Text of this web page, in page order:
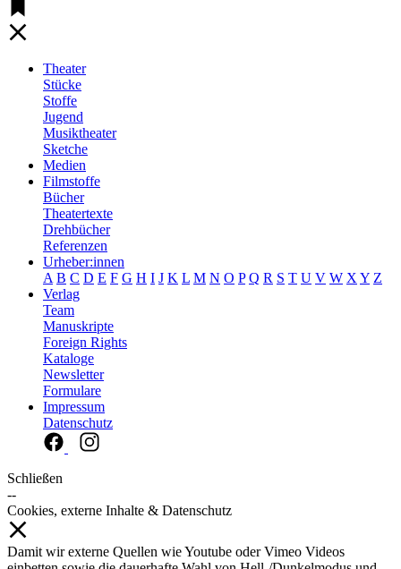
Theater
Stücke
Stoffe
Jugend
Musiktheater
Sketche
Medien
Filmstoffe
Bücher
Theatertexte
Drehbücher
Referenzen
Urheber:innen
A B C D E F G H I J K L M N O P Q R S T U V W X Y Z
Verlag
Team
Manuskripte
Foreign Rights
Kataloge
Newsletter
Formulare
Impressum
Datenschutz
Schließen
--
Cookies, externe Inhalte & Datenschutz
Damit wir externe Quellen wie Youtube oder Vimeo Videos